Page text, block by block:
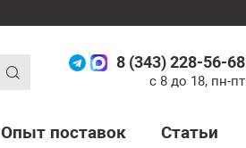
8 (343) 228-56-68
с 8 до 18, пн-пт
Опыт поставок Статьи